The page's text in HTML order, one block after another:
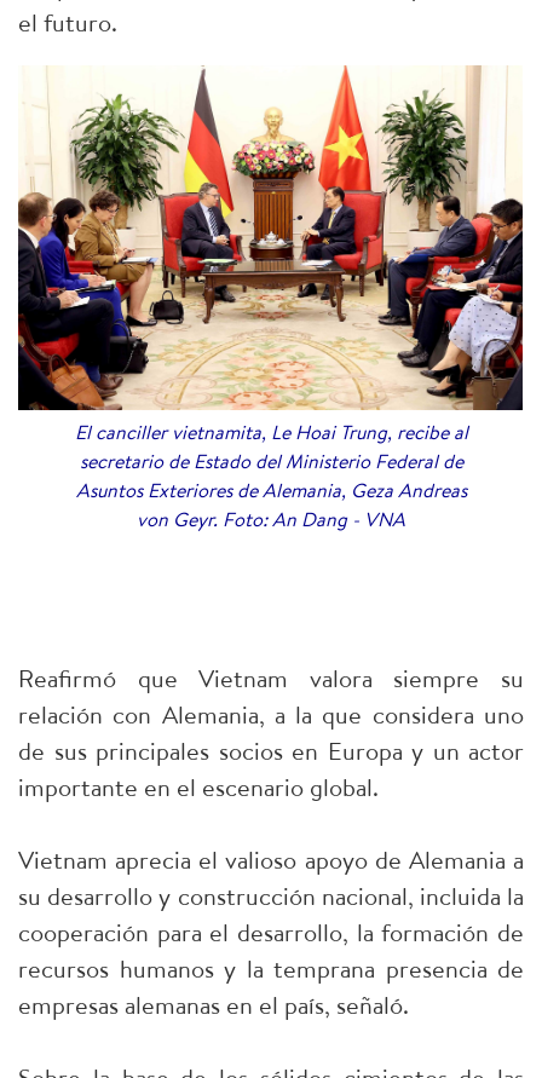
el futuro.
El canciller vietnamita, Le Hoai Trung, recibe al
secretario de Estado del Ministerio Federal de
Asuntos Exteriores de Alemania, Geza Andreas
von Geyr. Foto: An Dang - VNA
Reafirmó que Vietnam valora siempre su
relación con Alemania, a la que considera uno
de sus principales socios en Europa y un actor
importante en el escenario global.
Vietnam aprecia el valioso apoyo de Alemania a
su desarrollo y construcción nacional, incluida la
cooperación para el desarrollo, la formación de
recursos humanos y la temprana presencia de
empresas alemanas en el país, señaló.